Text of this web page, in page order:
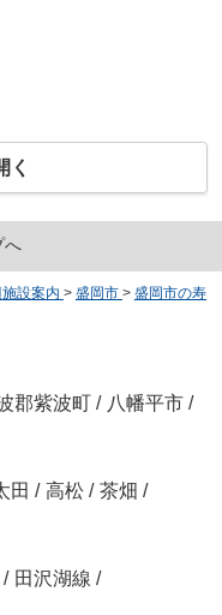
く
へ
設案内 > 盛岡市 > 盛岡市の寿
郡紫波町 / 八幡平市 /
田 / 高松 / 茶畑 /
/ 田沢湖線 /